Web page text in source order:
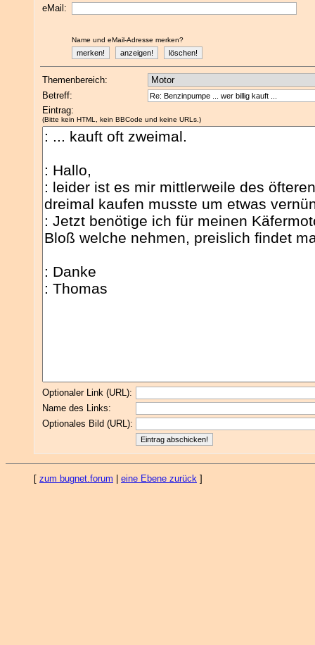
eMail:
Name und eMail-Adresse merken?
Themenbereich:
Betreff:
Eintrag:
(Bitte kein HTML, kein BBCode und keine URLs.)
Optionaler Link (URL):
Name des Links:
Optionales Bild (URL):
[ zum bugnet.forum eine Ebene zurück ]